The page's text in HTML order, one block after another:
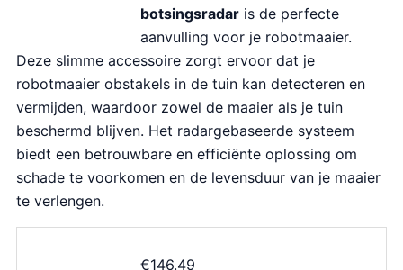
botsingsradar is de perfecte
aanvulling voor je robotmaaier.
Deze slimme accessoire zorgt ervoor dat je
robotmaaier obstakels in de tuin kan detecteren en
vermijden, waardoor zowel de maaier als je tuin
beschermd blijven. Het radargebaseerde systeem
biedt een betrouwbare en efficiënte oplossing om
schade te voorkomen en de levensduur van je maaier
te verlengen.
€146.49